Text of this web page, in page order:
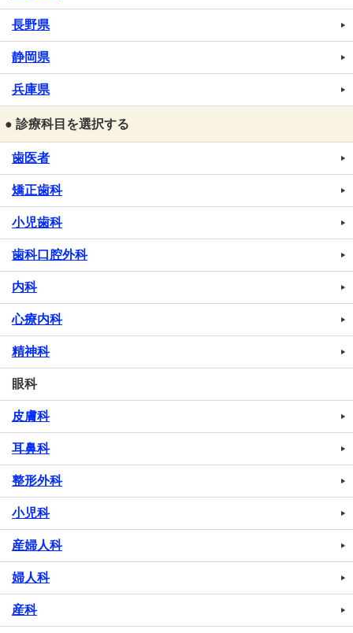
長野県
静岡県
兵庫県
● 診療科目を選択する
歯医者
矯正歯科
小児歯科
歯科口腔外科
内科
心療内科
精神科
眼科
皮膚科
耳鼻科
整形外科
小児科
産婦人科
婦人科
産科